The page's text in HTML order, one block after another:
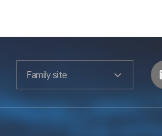
Family site